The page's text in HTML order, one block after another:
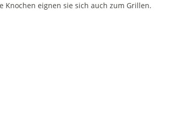
eignen sie sich auch zum Grillen.